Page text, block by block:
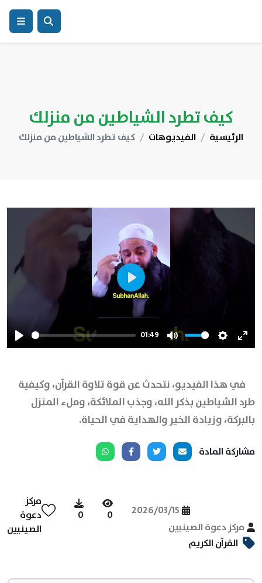
كيف تطرد الشياطين من منزلك
الرئيسية الفيديوهات كيف تطرد الشياطين من منزلك
Play
01:49
Mute Settings
Play
في هذا الفيديو، نتحدث عن قوة تلاوة القرآن، وكيفية
طرد الشياطين بذكر الله، وجذب الملائكة، وملء المنزل
بالبركة، وزيادة الخير والهداية في الحياة.
مشاركة المادة
مركز دعوة الصينيين
2026/03/15
0
0
مركز
دعوة
الصينيين
القرآن الكريم